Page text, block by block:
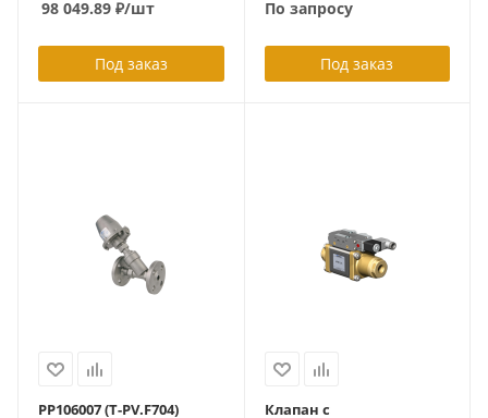
спе.уплотнения 2/2, НЗ,
98 049.89 ₽/шт
Под заказ
выключатели
По запросу
Под заказ
PP106007 (T-PV.F704)
Клапан с